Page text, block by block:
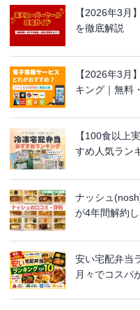
【2026年3月
を徹底解説
【2026年3月
キング｜無料
【100食以上
すめ人気ラン
ナッシュ
が4年間解約
安い宅配弁当
月々でコスパ